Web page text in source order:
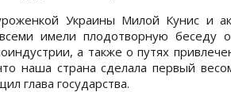
Украины Милой Кунис и
имели плодотворную беседу
а также о путях
наша страна сделала первый
глава государства.